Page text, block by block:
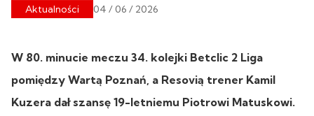
Aktualności 04 / 06 / 2026
W 80. minucie meczu 34. kolejki Betclic 2 Liga
pomiędzy Wartą Poznań, a Resovią trener Kamil
Kuzera dał szansę 19-letniemu Piotrowi Matuskowi.